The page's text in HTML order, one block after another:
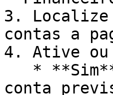
3. Localize
contas a
4. Ative ou
conta